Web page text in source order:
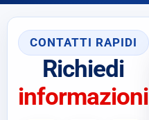
CONTATTI RAPIDI
Richiedi
informazioni